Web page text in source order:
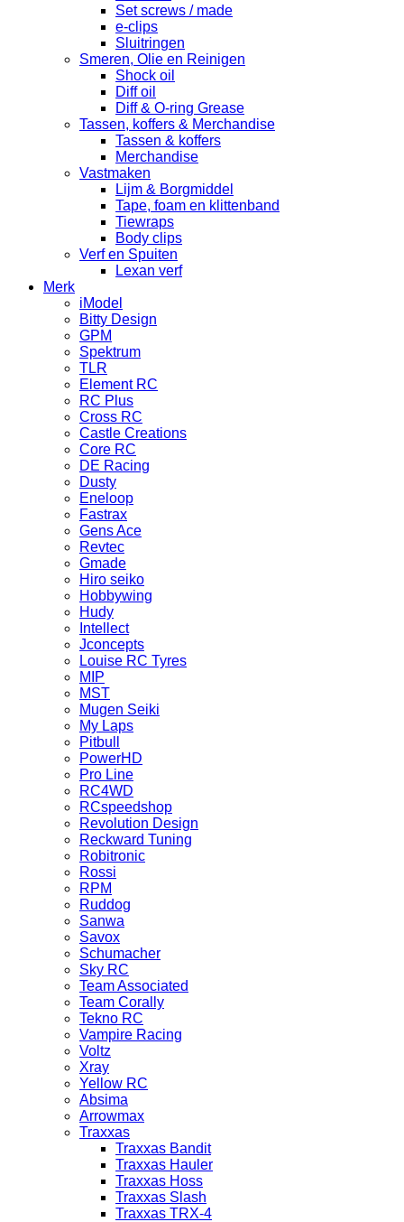
Set screws / made
e-clips
Sluitringen
Smeren, Olie en Reinigen
Shock oil
Diff oil
Diff & O-ring Grease
Tassen, koffers & Merchandise
Tassen & koffers
Merchandise
Vastmaken
Lijm & Borgmiddel
Tape, foam en klittenband
Tiewraps
Body clips
Verf en Spuiten
Lexan verf
Merk
iModel
Bitty Design
GPM
Spektrum
TLR
Element RC
RC Plus
Cross RC
Castle Creations
Core RC
DE Racing
Dusty
Eneloop
Fastrax
Gens Ace
Revtec
Gmade
Hiro seiko
Hobbywing
Hudy
Intellect
Jconcepts
Louise RC Tyres
MIP
MST
Mugen Seiki
My Laps
Pitbull
PowerHD
Pro Line
RC4WD
RCspeedshop
Revolution Design
Reckward Tuning
Robitronic
Rossi
RPM
Ruddog
Sanwa
Savox
Schumacher
Sky RC
Team Associated
Team Corally
Tekno RC
Vampire Racing
Voltz
Xray
Yellow RC
Absima
Arrowmax
Traxxas
Traxxas Bandit
Traxxas Hauler
Traxxas Hoss
Traxxas Slash
Traxxas TRX-4